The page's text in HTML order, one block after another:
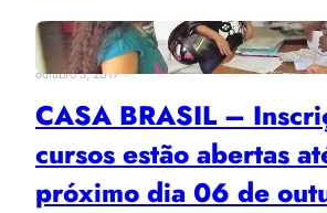
outubro 3, 2017
CASA BRASIL –
cursos estão abertas
próximo dia 06 de